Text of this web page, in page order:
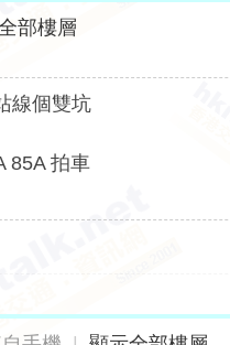
部樓層
線個雙坑
85A 拍車